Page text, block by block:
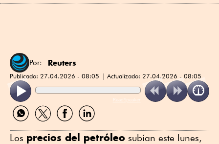
Por: Reuters
Publicado: 27.04.2026 - 08:05 Actualizado: 27.04.2026 - 08:05
ReadSpeaker
Compartir
por
Compartir
por
Compartir
por
Compartir
por
⁠Los precios del petróleo subían este lunes,